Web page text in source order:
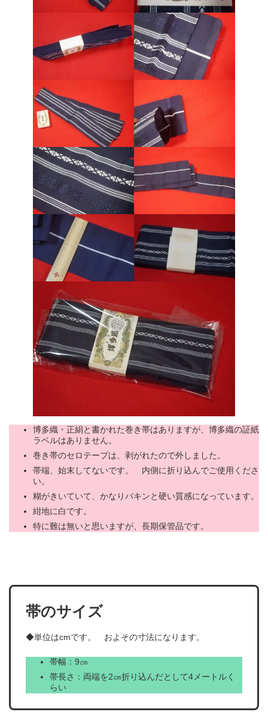
博多織・正絹と書かれた巻き帯はありますが、博多織の証紙
ラベルはありません。
巻き帯のセロテープは、剥がれたので外しました。
帯端、始末してないです。 内側に折り込んでご使用くださ
い。
糊がきいていて、かなりパキンと硬い質感になっています。
紺地に白です。
特に難は無いと思いますが、長期保管品です。
帯のサイズ
◆単位はcmです。 およその寸法になります。
帯幅：9㎝
帯長さ：両端を2㎝折り込んだとして4メートルく
らい